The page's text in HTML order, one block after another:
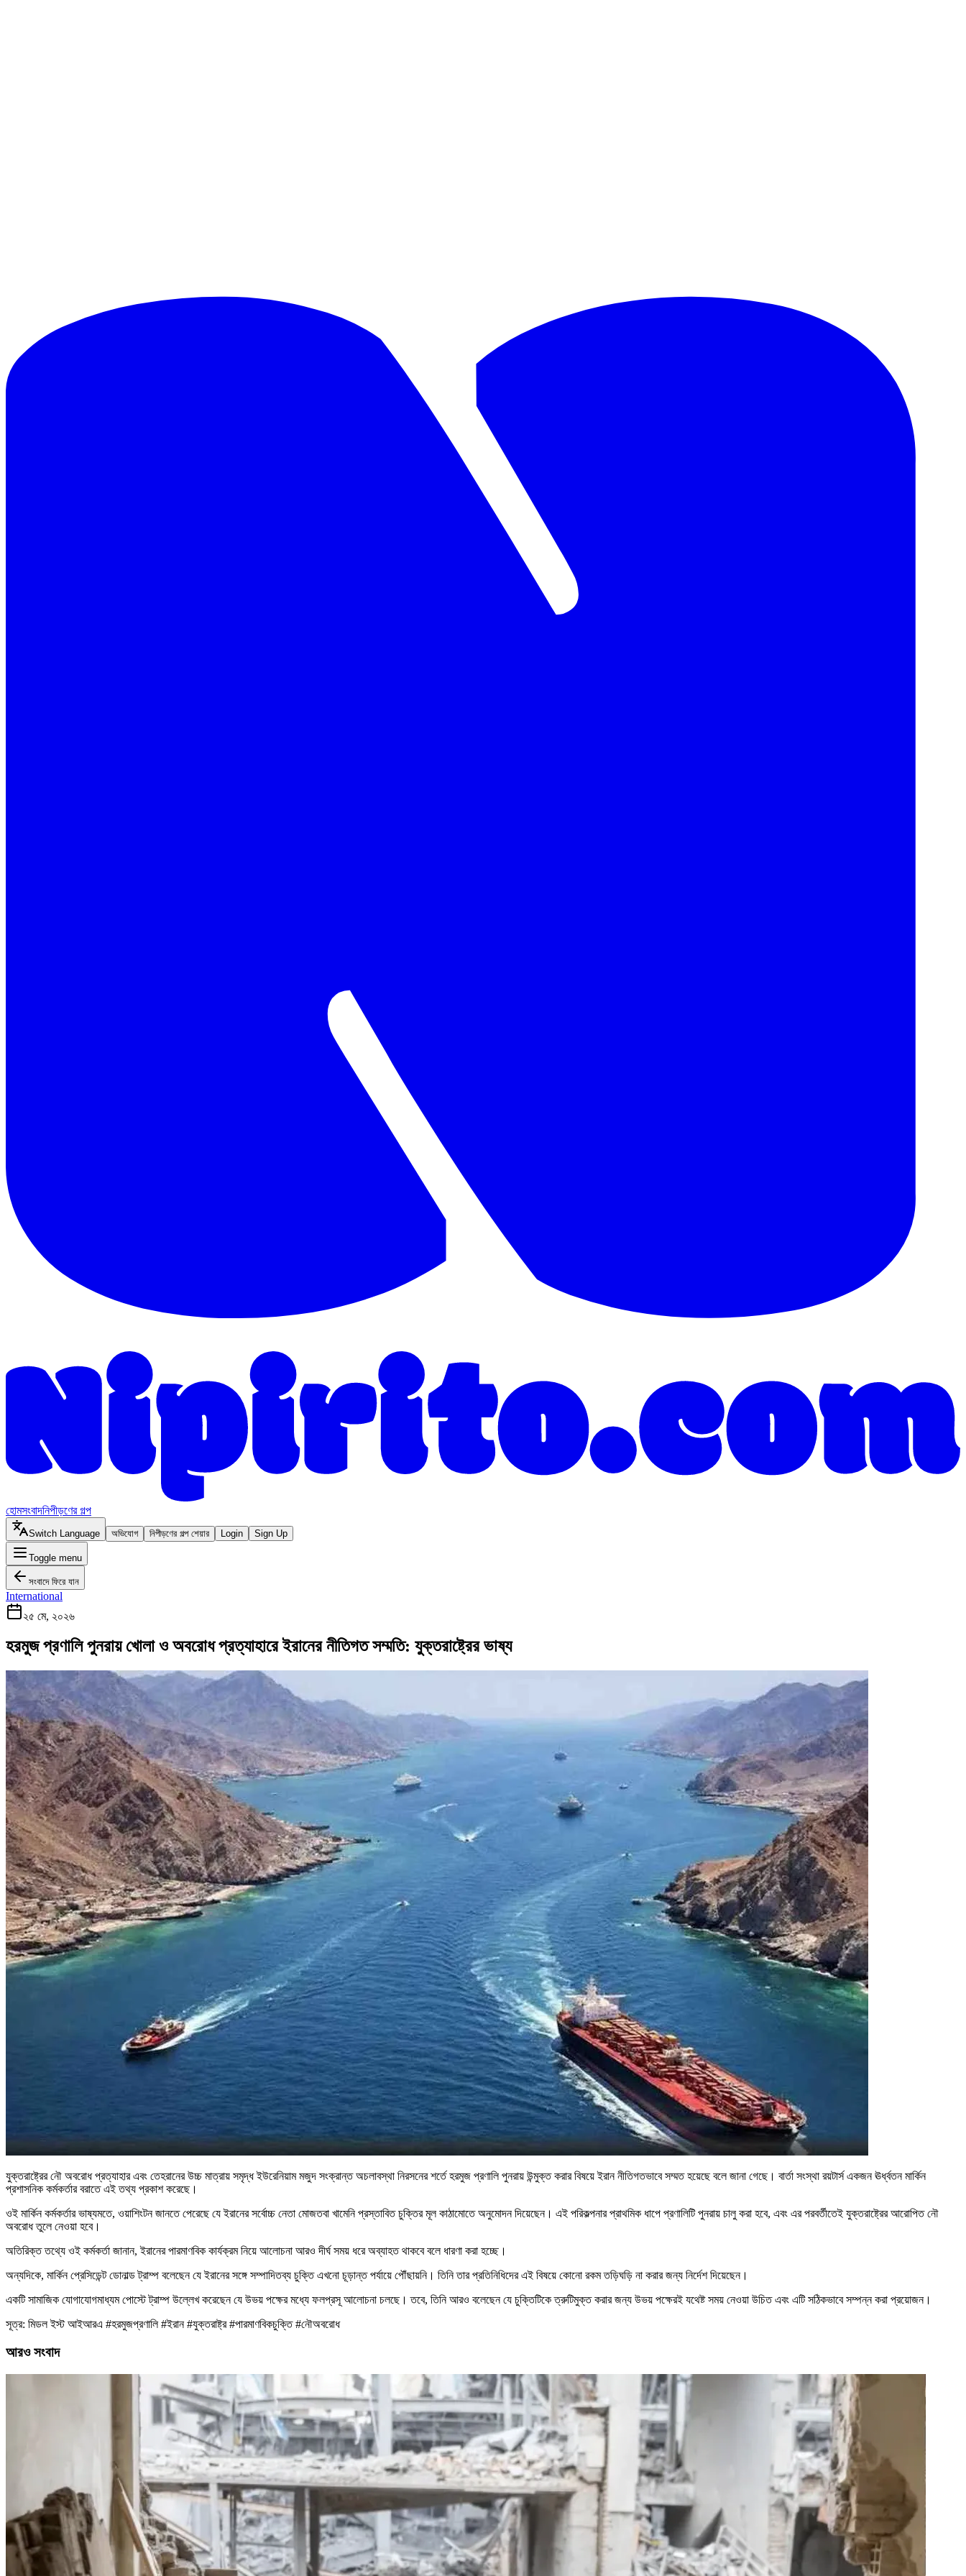
হোমসংবাদনিপীড়ণের গল্প
Switch Language অভিযোগ নিপীড়ণের গল্প শেয়ার Login Sign Up
Toggle menu
সংবাদে ফিরে যান
International
২৫ মে, ২০২৬
হরমুজ প্রণালি পুনরায় খোলা ও অবরোধ প্রত্যাহারে ইরানের নীতিগত সম্মতি: যুক্তরাষ্ট্রের ভাষ্য
যুক্তরাষ্ট্রের নৌ অবরোধ প্রত্যাহার এবং তেহরানের উচ্চ মাত্রায় সমৃদ্ধ ইউরেনিয়াম মজুদ সংক্রান্ত অচলাবস্থা নিরসনের শর্তে হরমুজ প্রণালি পুনরায় উন্মুক্ত করার বিষয়ে ইরান নীতিগতভাবে সম্মত হয়েছে বলে জানা গেছে। বার্তা সংস্থা রয়টার্স একজন ঊর্ধ্বতন মার্কিন
প্রশাসনিক কর্মকর্তার বরাতে এই তথ্য প্রকাশ করেছে।
ওই মার্কিন কর্মকর্তার ভাষ্যমতে, ওয়াশিংটন জানতে পেরেছে যে ইরানের সর্বোচ্চ নেতা মোজতবা খামেনি প্রস্তাবিত চুক্তির মূল কাঠামোতে অনুমোদন দিয়েছেন। এই পরিকল্পনার প্রাথমিক ধাপে প্রণালিটি পুনরায় চালু করা হবে, এবং এর পরবর্তীতেই যুক্তরাষ্ট্রের আরোপিত নৌ
অবরোধ তুলে নেওয়া হবে।
অতিরিক্ত তথ্যে ওই কর্মকর্তা জানান, ইরানের পারমাণবিক কার্যক্রম নিয়ে আলোচনা আরও দীর্ঘ সময় ধরে অব্যাহত থাকবে বলে ধারণা করা হচ্ছে।
অন্যদিকে, মার্কিন প্রেসিডেন্ট ডোনাল্ড ট্রাম্প বলেছেন যে ইরানের সঙ্গে সম্পাদিতব্য চুক্তি এখনো চূড়ান্ত পর্যায়ে পৌঁছায়নি। তিনি তার প্রতিনিধিদের এই বিষয়ে কোনো রকম তড়িঘড়ি না করার জন্য নির্দেশ দিয়েছেন।
একটি সামাজিক যোগাযোগমাধ্যম পোস্টে ট্রাম্প উল্লেখ করেছেন যে উভয় পক্ষের মধ্যে ফলপ্রসূ আলোচনা চলছে। তবে, তিনি আরও বলেছেন যে চুক্তিটিকে ত্রুটিমুক্ত করার জন্য উভয় পক্ষেরই যথেষ্ট সময় নেওয়া উচিত এবং এটি সঠিকভাবে সম্পন্ন করা প্রয়োজন।
সূত্র: মিডল ইস্ট আইআরএ #হরমুজপ্রণালি #ইরান #যুক্তরাষ্ট্র #পারমাণবিকচুক্তি #নৌঅবরোধ
আরও সংবাদ